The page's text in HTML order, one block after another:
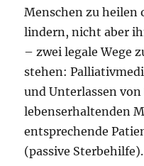
Menschen zu heilen
lindern, nicht aber
– zwei legale Wege
stehen:
und Unterlassen
lebenserhaltenden
entsprechende
(passive Sterbehilfe).